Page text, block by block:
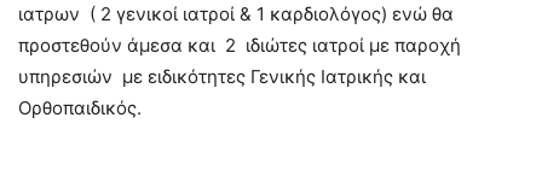
ιατρων ( 2 γενικοί ιατροί & 1 καρδιολόγος) ενώ θα
προστεθούν άμεσα και 2 ιδιώτες ιατροί με παροχή
υπηρεσιών με ειδικότητες Γενικής Ιατρικής και
Ορθοπαιδικός.